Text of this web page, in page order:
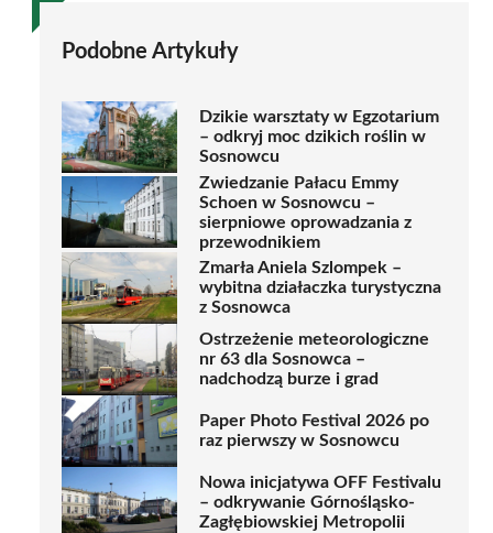
Podobne Artykuły
Dzikie warsztaty w Egzotarium
– odkryj moc dzikich roślin w
Sosnowcu
Zwiedzanie Pałacu Emmy
Schoen w Sosnowcu –
sierpniowe oprowadzania z
przewodnikiem
Zmarła Aniela Szlompek –
wybitna działaczka turystyczna
z Sosnowca
Ostrzeżenie meteorologiczne
nr 63 dla Sosnowca –
nadchodzą burze i grad
Paper Photo Festival 2026 po
raz pierwszy w Sosnowcu
Nowa inicjatywa OFF Festivalu
– odkrywanie Górnośląsko-
Zagłębiowskiej Metropolii